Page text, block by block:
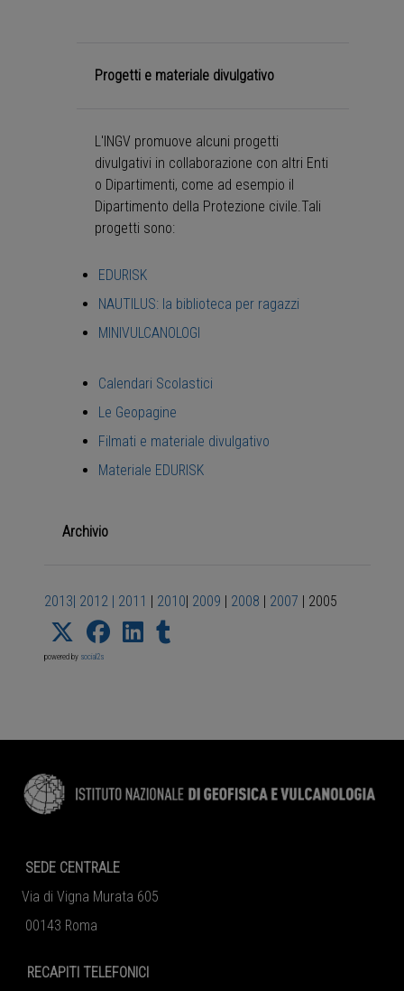
Progetti e materiale divulgativo
L'INGV promuove alcuni progetti
divulgativi in collaborazione con altri Enti
o Dipartimenti, come ad esempio il
Dipartimento della Protezione civile.Tali
progetti sono:
EDURISK
NAUTILUS: la biblioteca per ragazzi
MINIVULCANOLOGI
Calendari Scolastici
Le Geopagine
Filmati e materiale divulgativo
Materiale EDURISK
Archivio
2013| 2012 | 2011 | 2010| 2009 | 2008 | 2007 | 2005
powered by social2s
SEDE CENTRALE
Via di Vigna Murata 605
00143 Roma
RECAPITI TELEFONICI